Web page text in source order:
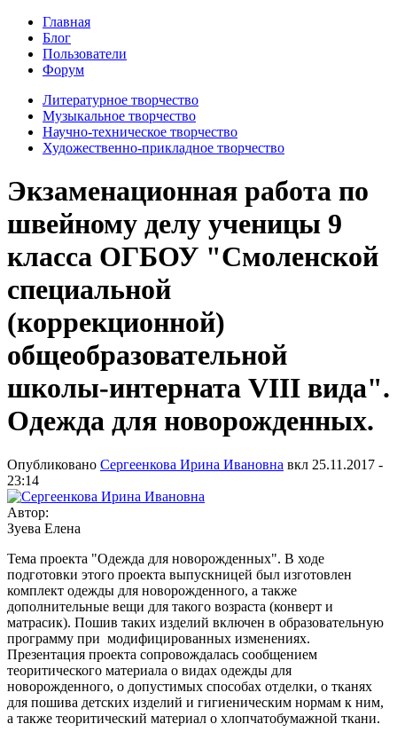
Главная
Блог
Пользователи
Форум
Литературное творчество
Музыкальное творчество
Научно-техническое творчество
Художественно-прикладное творчество
Экзаменационная работа по
швейному делу ученицы 9
класса ОГБОУ "Смоленской
специальной
(коррекционной)
общеобразовательной
школы-интерната VIII вида".
Одежда для новорожденных.
Опубликовано Сергеенкова Ирина Ивановна вкл 25.11.2017 -
23:14
Автор:
Зуева Елена
Тема проекта "Одежда для новорожденных". В ходе
подготовки этого проекта выпускницей был изготовлен
комплект одежды для новорожденного, а также
дополнительные вещи для такого возраста (конверт и
матрасик). Пошив таких изделий включен в образовательную
программу при модифицированных изменениях.
Презентация проекта сопровождалась сообщением
теоритического материала о видах одежды для
новорожденного, о допустимых способах отделки, о тканях
для пошива детских изделий и гигиеническим нормам к ним,
а также теоритический материал о хлопчатобумажной ткани.